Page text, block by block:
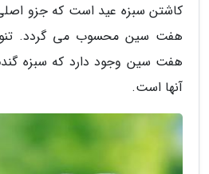
کاشتن سبزه عید است که جزو
هفت سین محسوب می گردد.
هفت سین وجود دارد که سبزه
آنها است.